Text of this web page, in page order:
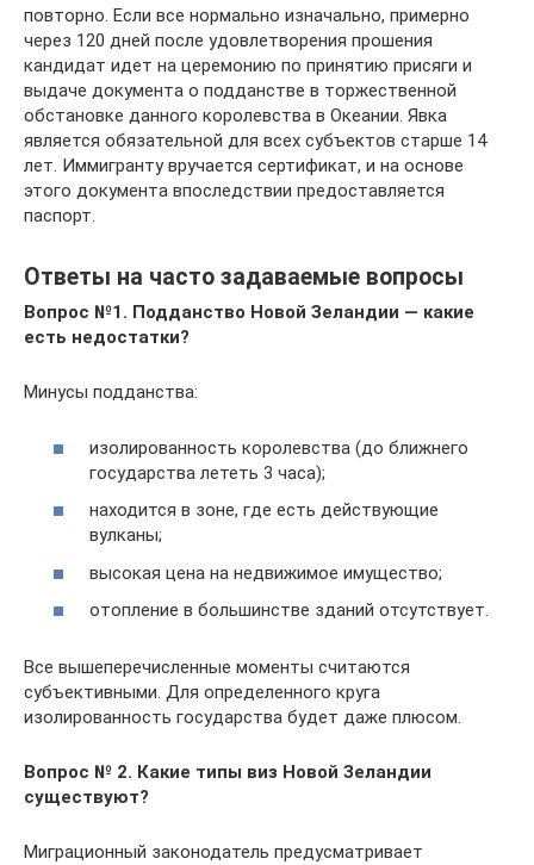
повторно. Если все нормально изначально, примерно
через 120 дней после удовлетворения прошения
кандидат идет на церемонию по принятию присяги и
выдаче документа о подданстве в торжественной
обстановке данного королевства в Океании. Явка
является обязательной для всех субъектов старше 14
лет. Иммигранту вручается сертификат, и на основе
этого документа впоследствии предоставляется
паспорт.
Ответы на часто задаваемые вопросы
Вопрос №1. Подданство Новой Зеландии — какие
есть недостатки?
Минусы подданства:
изолированность королевства (до ближнего
государства лететь 3 часа);
находится в зоне, где есть действующие
вулканы;
высокая цена на недвижимое имущество;
отопление в большинстве зданий отсутствует.
Все вышеперечисленные моменты считаются
субъективными. Для определенного круга
изолированность государства будет даже плюсом.
Вопрос № 2. Какие типы виз Новой Зеландии
существуют?
Миграционный законодатель предусматривает